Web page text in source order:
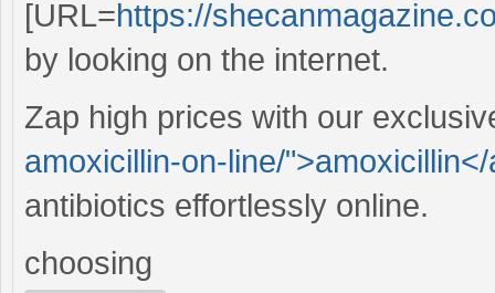
[URL=https://
by looking on the internet.
Zap high prices with our
amoxicillin-on-line/
antibiotics effortlessly online.
choosing